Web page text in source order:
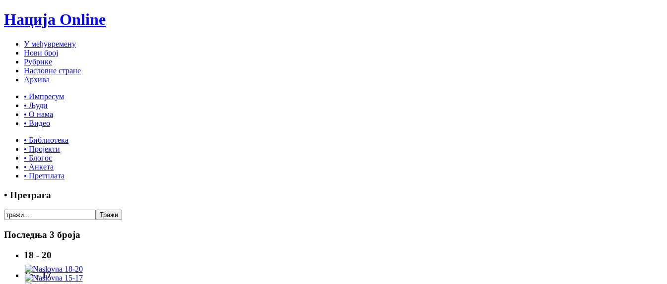
Нација Online
У међувремену
Нови број
Рубрике
Насловне стране
Архива
• Импресум
• Људи
• О нама
• Видео
• Библиотека
• Пројекти
• Блогос
• Анкета
• Претплата
• Претрага
Последња 3 броја
18 - 20
15 - 17